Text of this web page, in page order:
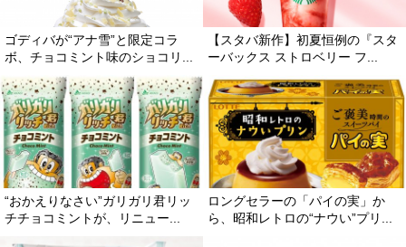
ゴディバが“アナ雪”と限定コラ
ボ、チョコミント味のショコリ...
【スタバ新作】初夏恒例の『スタ
ーバックス ストロベリー フ...
“おかえりなさい”ガリガリ君リッ
チチョコミントが、リニュー...
ロングセラーの「パイの実」か
ら、昭和レトロの“ナウい”プリ...